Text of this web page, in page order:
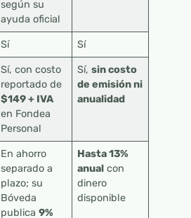
según su
ayuda oficial
Sí Sí
Sí, con costo
reportado de
$149 + IVA
en Fondea
Personal
Sí,sin costo
de emisión ni
anualidad
En ahorro
separado a
plazo; su
Bóveda
publica9%
Hasta 13%
anual con
dinero
disponible